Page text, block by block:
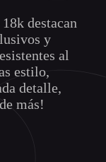
destacan
y
al
estilo,
detalle,
más!